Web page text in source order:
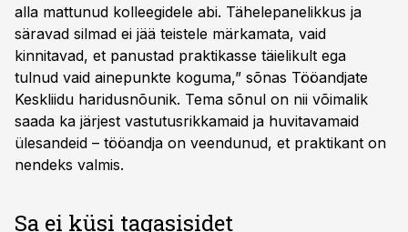
alla mattunud kolleegidele abi. Tähelepanelikkus ja
säravad silmad ei jää teistele märkamata, vaid
kinnitavad, et panustad praktikasse täielikult ega
tulnud vaid ainepunkte koguma,” sõnas Tööandjate
Keskliidu haridusnõunik. Tema sõnul on nii võimalik
saada ka järjest vastutusrikkamaid ja huvitavamaid
ülesandeid – tööandja on veendunud, et praktikant on
nendeks valmis.
Sa ei küsi tagasisidet